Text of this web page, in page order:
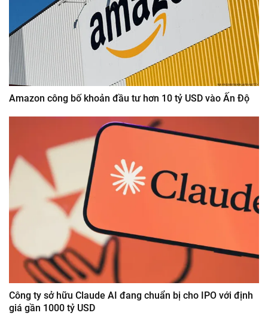
Amazon công bố khoản đầu tư hơn 10 tỷ USD vào Ấn Độ
Công ty sở hữu Claude AI đang chuẩn bị cho IPO với định
giá gần 1000 tỷ USD